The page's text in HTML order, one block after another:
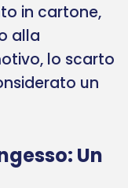
in cartone,
alla
lo scarto
un
Un